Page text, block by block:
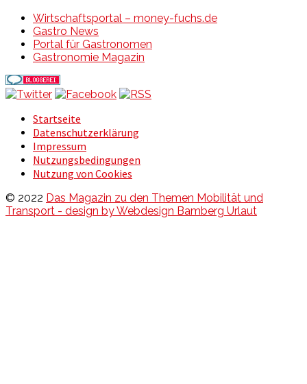
Wirtschaftsportal – money-fuchs.de
Gastro News
Portal für Gastronomen
Gastronomie Magazin
Startseite
Datenschutzerklärung
Impressum
Nutzungsbedingungen
Nutzung von Cookies
© 2022 Das Magazin zu den Themen Mobilität und
Transport - design by Webdesign Bamberg Urlaut